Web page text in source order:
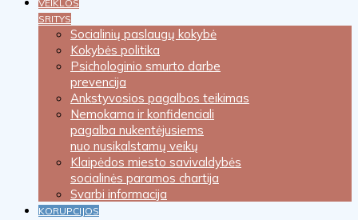
VEIKLOS
SRITYS
Socialinių paslaugų kokybė
Kokybės politika
Psichologinio smurto darbe
prevencija
Ankstyvosios pagalbos teikimas
Nemokama ir konfidenciali
pagalba nukentėjusiems
nuo nusikalstamų veikų
Klaipėdos miesto savivaldybės
socialinės paramos chartija
Svarbi informacija
KORUPCIJOS